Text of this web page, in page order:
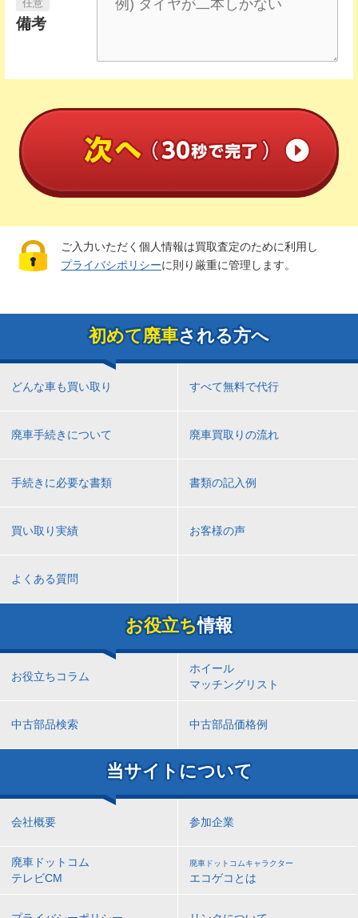
備考
ご入力いただく個人情報は買取査定のために利用し
プライバシポリシーに則り厳重に管理します。
初めて廃車される方へ
どんな車も買い取り すべて無料で代行
廃車手続きについて 廃車買取りの流れ
手続きに必要な書類 書類の記入例
買い取り実績 お客様の声
よくある質問
お役立ち情報
お役立ちコラム
ホイール
マッチングリスト
中古部品検索 中古部品価格例
当サイトについて
会社概要 参加企業
廃車ドットコム
テレビCM
廃車ドットコムキャラクター
エコゲコとは